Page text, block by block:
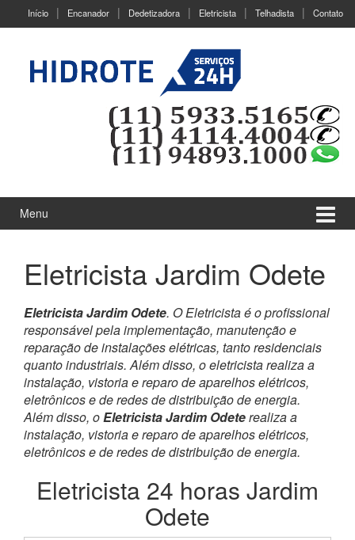
Início Encanador Dedetizadora Eletricista Telhadista Contato
Menu
Eletricista Jardim Odete
Eletricista Jardim Odete. O Eletricista é o profissional
responsável pela implementação, manutenção e
reparação de instalações elétricas, tanto residenciais
quanto industriais. Além disso, o eletricista realiza a
instalação, vistoria e reparo de aparelhos elétricos,
eletrônicos e de redes de distribuição de energia.
Além disso, oEletricista Jardim Odeterealiza a
instalação, vistoria e reparo de aparelhos elétricos,
eletrônicos e de redes de distribuição de energia.
Eletricista 24 horas Jardim
Odete